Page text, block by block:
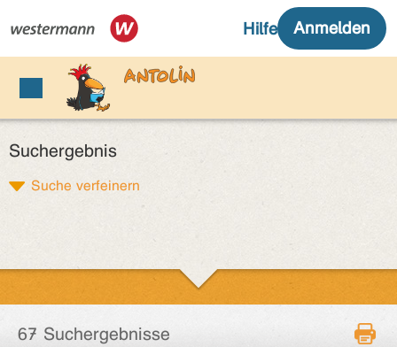
Suchergebnis
Suche verfeinern
67 Suchergebnisse